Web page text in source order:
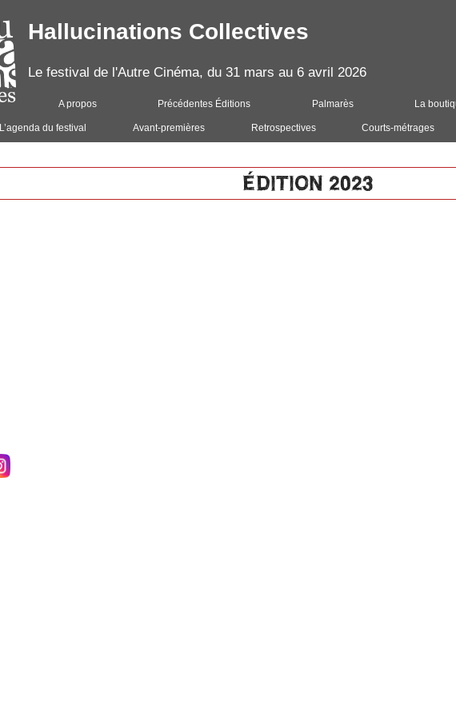
Hallucinations Collectives
Le festival de l'Autre Cinéma, du 31 mars au 6 avril 2026
A propos Précédentes Éditions Palmarès La
L’agenda du festival Avant-premières Retrospectives Courts-métrages
ÉDITION 2023